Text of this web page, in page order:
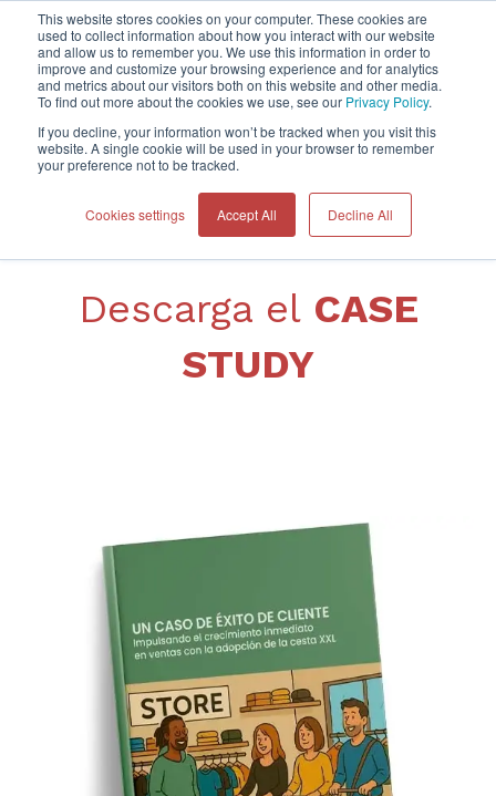
This website stores cookies on your computer. These cookies are
used to collect information about how you interact with our website
and allow us to remember you. We use this information in order to
improve and customize your browsing experience and for analytics
and metrics about our visitors both on this website and other media.
To find out more about the cookies we use, see our Privacy Policy.
If you decline, your information won’t be tracked when you visit this
website. A single cookie will be used in your browser to remember
your preference not to be tracked.
Cookies settings Accept All Decline All
Home
Descarga el CASE
STUDY